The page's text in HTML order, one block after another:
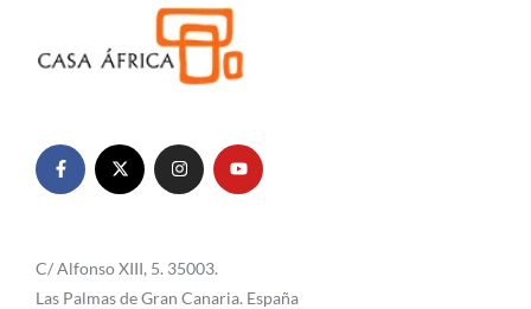
C/ Alfonso XIII, 5. 35003.
Las Palmas de Gran Canaria. España